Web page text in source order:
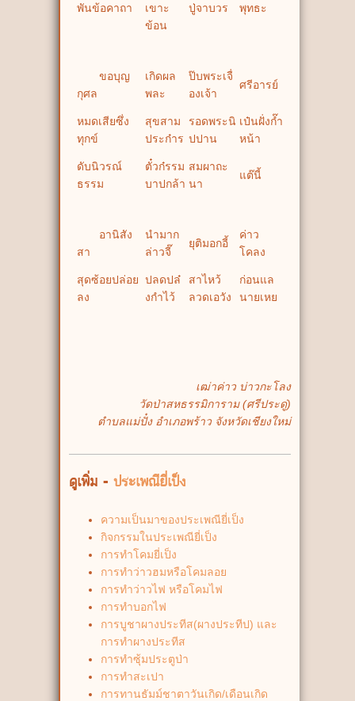
พันข้อคาถา
เขาะ
ข้อน
ปู่จาบวร พุทธะ
ขอบุญ
กุศล
เกิดผล
พละ
ป๊บพระเจื่
องเจ้า
ศรีอารย์
หมดเสียซึ่ง
ทุกข์
สุขสาม
ประก๋าร
รอดพระนิ
ปปาน
เป๋นฝั่งก๊ำ
หน้า
ดับนิวรณ์
ธรรม
ตั๋วก๋รรม
บาปกล้า
สมผาถะ
นา
แต๊นี้
อานิสัง
สา
นำมาก
ล่าวจี๊
ยุติมอกอี้
ค่าว
โคลง
สุดซ้อยปล่อย
ลง
ปลดปล๋
งกำไว้
สาไหว้
ลวดเอวัง
ก่อนแล
นายเหย
เฒ่าค่าว บ่าวกะโลง
วัดป่าสหธรรมิการาม (ศรีประดู่)
ตำบลแม่ปั๋ง อำเภอพร้าว จังหวัดเชียงใหม่
ดูเพิ่ม - ประเพณียี่เป็ง
ความเป็นมาของประเพณียี่เป็ง
กิจกรรมในประเพณียี่เป็ง
การทำโคมยี่เป็ง
การทำว่าวฮมหรือโคมลอย
การทำว่าวไฟ หรือโคมไฟ
การทำบอกไฟ
การบูชาผางประทีส(ผางประทีป) และ
การทำผางประทีส
การทำซุ้มประตูป่า
การทำสะเปา
การทานธัมม์ชาตาวันเกิด/เดือนเกิด